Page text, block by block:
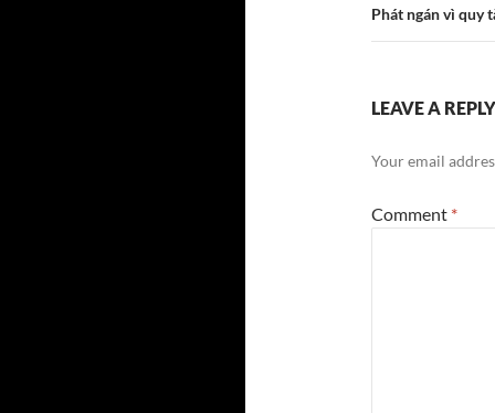
Phát ngán vì quy
LEAVE A REPLY
Your email
Comment *